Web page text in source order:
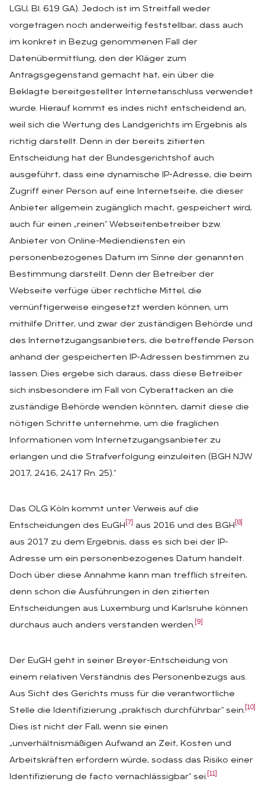
LGU, Bl. 619 GA). Jedoch ist im Streitfall weder
vorgetragen noch anderweitig feststellbar, dass auch
im konkret in Bezug genommenen Fall der
Datenübermittlung, den der Kläger zum
Antragsgegenstand gemacht hat, ein über die
Beklagte bereitgestellter Internetanschluss verwendet
wurde. Hierauf kommt es indes nicht entscheidend an,
weil sich die Wertung des Landgerichts im Ergebnis als
richtig darstellt. Denn in der bereits zitierten
Entscheidung hat der Bundesgerichtshof auch
ausgeführt, dass eine dynamische IP-Adresse, die beim
Zugriff einer Person auf eine Internetseite, die dieser
Anbieter allgemein zugänglich macht, gespeichert wird,
auch für einen „reinen“ Webseitenbetreiber bzw.
Anbieter von Online-Mediendiensten ein
personenbezogenes Datum im Sinne der genannten
Bestimmung darstellt. Denn der Betreiber der
Webseite verfüge über rechtliche Mittel, die
vernünftigerweise eingesetzt werden können, um
mithilfe Dritter, und zwar der zuständigen Behörde und
des Internetzugangsanbieters, die betreffende Person
anhand der gespeicherten IP-Adressen bestimmen zu
lassen. Dies ergebe sich daraus, dass diese Betreiber
sich insbesondere im Fall von Cyberattacken an die
zuständige Behörde wenden könnten, damit diese die
nötigen Schritte unternehme, um die fraglichen
Informationen vom Internetzugangsanbieter zu
erlangen und die Strafverfolgung einzuleiten (BGH NJW
2017, 2416, 2417 Rn. 25).“
Das OLG Köln kommt unter Verweis auf die
Entscheidungen des EuGH
[7] aus 2016 und des BGH [8]
aus 2017 zu dem Ergebnis, dass es sich bei der IP-
Adresse um ein personenbezogenes Datum handelt.
Doch über diese Annahme kann man trefflich streiten,
denn schon die Ausführungen in den zitierten
Entscheidungen aus Luxemburg und Karlsruhe können
durchaus auch anders verstanden werden. [9]
Der EuGH geht in seiner Breyer-Entscheidung von
einem relativen Verständnis des Personenbezugs aus.
Aus Sicht des Gerichts muss für die verantwortliche
Stelle die Identifizierung „praktisch durchführbar“ sein. [10]
Dies ist nicht der Fall, wenn sie einen
„unverhältnismäßigen Aufwand an Zeit, Kosten und
Arbeitskräften erfordern würde, sodass das Risiko einer
Identifizierung de facto vernachlässigbar“ sei. [11]